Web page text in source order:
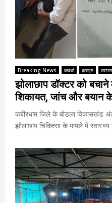
Breaking News कवर्धा क्राइम व्यापार
झोलाछाप डॉक्टर को बचाने
शिकायत, जांच और बयान
कबीरधाम जिले के बोडला विकासखंड
झोलाछाप चिकित्सा के मामले में